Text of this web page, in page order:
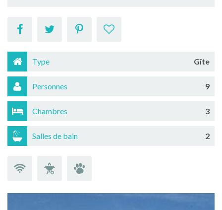
Type Gîte
Personnes 9
Chambres 3
Salles de bain 2